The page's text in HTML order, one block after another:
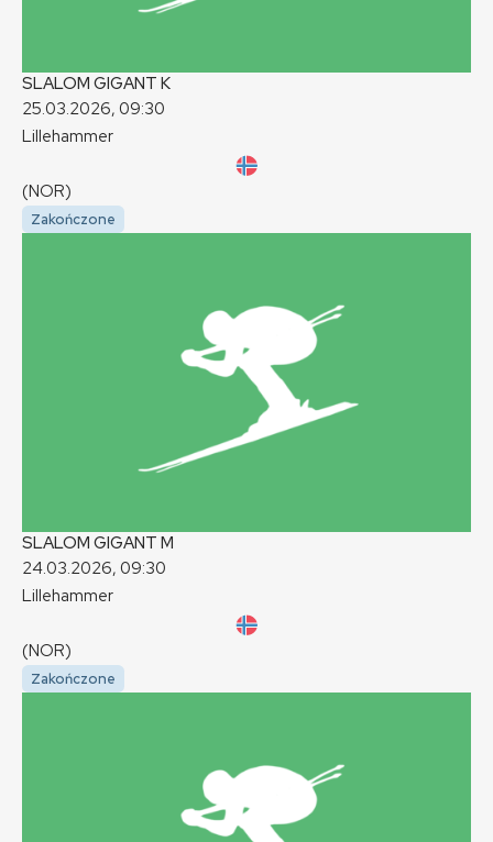
SLALOM GIGANT K
25.03.2026, 09:30
Lillehammer
(NOR)
Zakończone
SLALOM GIGANT M
24.03.2026, 09:30
Lillehammer
(NOR)
Zakończone